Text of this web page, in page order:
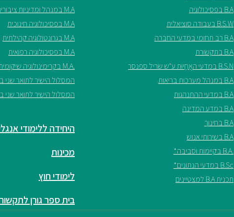
B.A בפסיכולוגיה
B.S.W בעבודה סוציאלית
B.A רב תחומי במדעי החברה
B.A בתקשורת
B.S.N במדעי האֲחָיוּת ע"ש שריל ספנסר
B.A במנהל מערכות בריאות
B.A במדעי ההתנהגות
B.A במדע המדינה
B.A בחינוך
B.A בשירותי אנוש
.B.A בקיימות וסביבה*
B.Sc במדעי הנתונים*
תכנית B.A למצטיינים
M.A במנהל ומדיניות ציבורית
M.A בפסיכולוגיה חינוכית
M.A בגרונטולוגיה קהילתית
M.A בפסיכולוגיה רפואית
.M.A בקרימינולוגיה שיקומית*
המסלול הישיר לתואר שני
המסלול הישיר לתואר שני
היחידה ללימודי
מכינות
לימודי חוץ
בית ספר גורן